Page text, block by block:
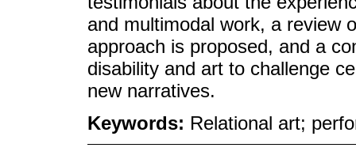
and multimodal work, a review
approach is proposed, and a
disability and art to challenge
new narratives.
Keywords: Relational art;